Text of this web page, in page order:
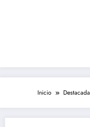
Inicio Destacada